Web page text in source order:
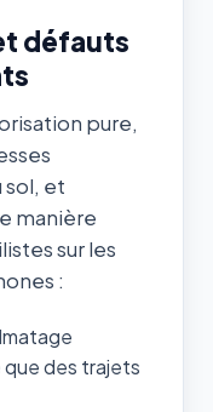
défauts
pure,
sol, et
manière
sur les
:
que des trajets